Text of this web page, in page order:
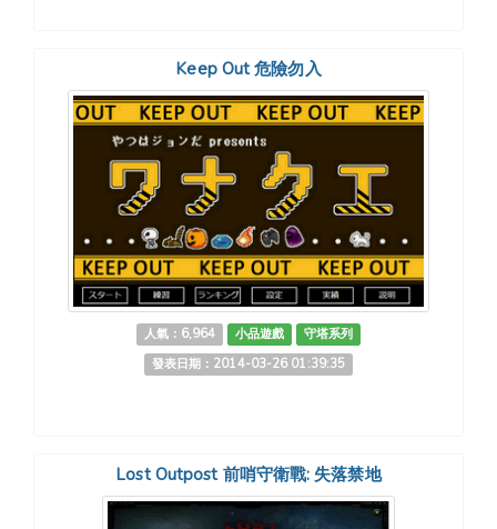
Keep Out 危險勿入
人氣：6,964 小品遊戲
守塔系列
發表日期：2014-03-26 01:39:35
Lost Outpost 前哨守衛戰: 失落禁地